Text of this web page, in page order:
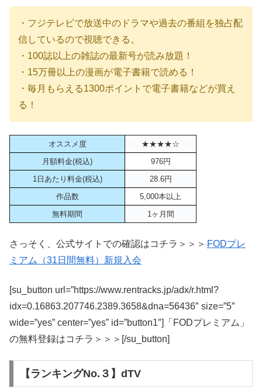
・フジテレビで放送中のドラマや過去の番組を独占配
信しているので視聴できる。
・100誌以上の雑誌の最新号が読み放題！
・15万冊以上の漫画が電子書籍で読める！
・毎月もらえる1300ポイントで電子書籍などが買え
る！
オススメ度
★★★★☆
月額料金(税込)
976円
1日あたり料金(税込)
28.6円
作品数
5,000本以上
無料期間
1ヶ月間
さっそく、公式サイトでの確認はコチラ＞＞＞ FODプレ
ミアム（31日間無料）新規入会
[su_button url=”https://www.rentracks.jp/adx/r.html?
idx=0.16863.207746.2389.3658&dna=56436″ size=”5″
wide=”yes” center=”yes” id=”button1″]「FODプレミアム」
の無料登録はコチラ＞＞＞[/su_button]
【ランキングNo.３】dTV